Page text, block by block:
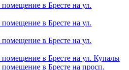
в Бресте на ул.
в Бресте на ул.
в Бресте на ул.
помещение в Бресте на ул. Купалы
в Бресте на просп.